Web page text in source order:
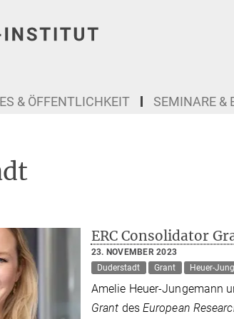
& ÖFFENTLICHKEIT SEMINARE &
ERC Consolidator
23. NOVEMBER 2023
Duderstadt
Grant Heuer-
Amelie Heuer-Jungemann
Grant des European